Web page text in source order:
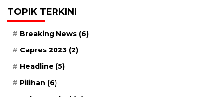
TOPIK TERKINI
Breaking News (6)
Capres 2023 (2)
Headline (5)
Pilihan (6)